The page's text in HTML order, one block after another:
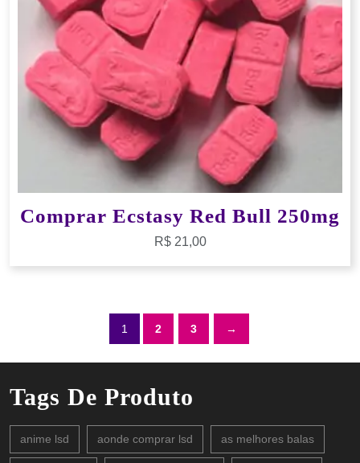
Comprar Ecstasy Red Bull 250mg
R$21,00
1 2 3 →
Tags De Produto
anime lsd aonde comprar lsd as melhores balas